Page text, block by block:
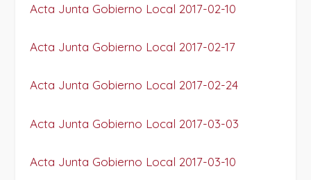
Acta Junta Gobierno Local 2017-02-10
Acta Junta Gobierno Local 2017-02-17
Acta Junta Gobierno Local 2017-02-24
Acta Junta Gobierno Local 2017-03-03
Acta Junta Gobierno Local 2017-03-10